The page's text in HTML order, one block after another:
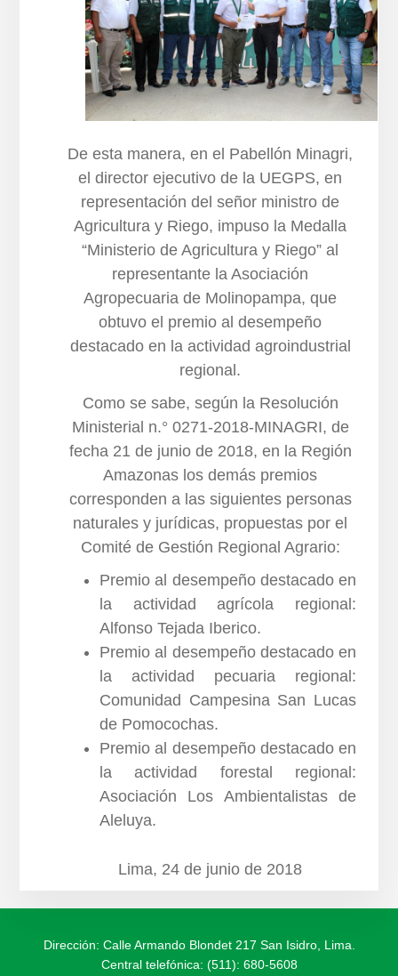
De esta manera, en el Pabellón Minagri,
el director ejecutivo de la UEGPS, en
representación del señor ministro de
Agricultura y Riego, impuso la Medalla
“Ministerio de Agricultura y Riego” al
representante la Asociación
Agropecuaria de Molinopampa, que
obtuvo el premio al desempeño
destacado en la actividad agroindustrial
regional.
Como se sabe, según la Resolución
Ministerial n.° 0271-2018-MINAGRI, de
fecha 21 de junio de 2018, en la Región
Amazonas los demás premios
corresponden a las siguientes personas
naturales y jurídicas, propuestas por el
Comité de Gestión Regional Agrario:
Premio al desempeño destacado en
la actividad agrícola regional:
Alfonso Tejada Iberico.
Premio al desempeño destacado en
la actividad pecuaria regional:
Comunidad Campesina San Lucas
de Pomocochas.
Premio al desempeño destacado en
la actividad forestal regional:
Asociación Los Ambientalistas de
Aleluya.
Lima, 24 de junio de 2018
Dirección: Calle Armando Blondet 217 San Isidro, Lima.
Central telefónica: (511): 680-5608